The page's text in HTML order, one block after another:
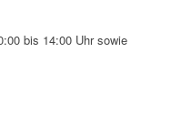
bis 14:00 Uhr sowie